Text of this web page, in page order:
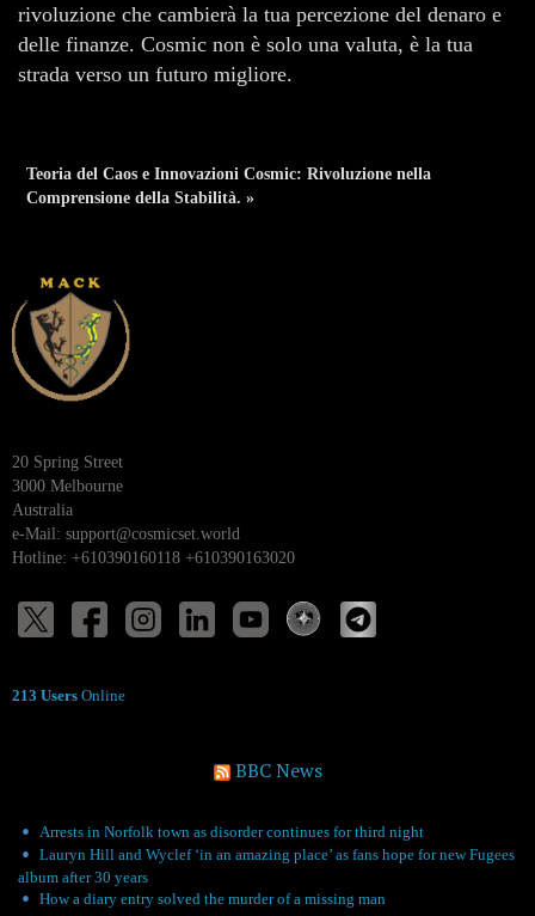
rivoluzione che cambierà la tua percezione del denaro e
delle finanze. Cosmic non è solo una valuta, è la tua
strada verso un futuro migliore.
Teoria del Caos e Innovazioni Cosmic: Rivoluzione nella
Comprensione della Stabilità. »
20 Spring Street
3000 Melbourne
Australia
e-Mail: support@cosmicset.world
Hotline: +610390160118 +610390163020
213 Users Online
BBC News
Arrests in Norfolk town as disorder continues for third night
Lauryn Hill and Wyclef ‘in an amazing place’ as fans hope for new Fugees
album after 30 years
How a diary entry solved the murder of a missing man